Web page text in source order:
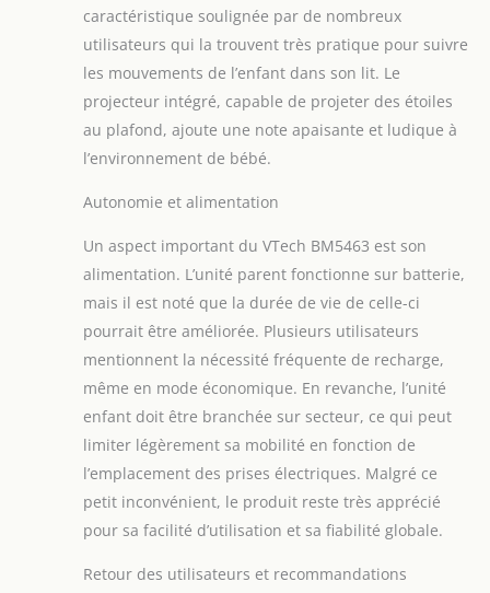
de température intégré,
vous serez averti
lorsque la température
idéale dans la chambre
de bébé changera.
【Portée jusqu'à 300
mètres, longue durée
restez en contact avec
autre pièce ou même
dans le jardin sans
avoir à vous soucier de
la dégradation de la
perte de connexion.
Vous pouvez donc
toujours voir votre petit
en toute simplicité.
de 2100 mAh offre
jusqu'à 12 heures de
streaming vidéo et
mode audio
caractéristique soulignée par de nombreux
utilisateurs qui la trouvent très pratique pour suivre
les mouvements de l’enfant dans son lit. Le
projecteur intégré, capable de projeter des étoiles
au plafond, ajoute une note apaisante et ludique à
l’environnement de bébé.
Autonomie et alimentation
Un aspect important du VTech BM5463 est son
alimentation. L’unité parent fonctionne sur batterie,
mais il est noté que la durée de vie de celle-ci
pourrait être améliorée. Plusieurs utilisateurs
mentionnent la nécessité fréquente de recharge,
même en mode économique. En revanche, l’unité
enfant doit être branchée sur secteur, ce qui peut
limiter légèrement sa mobilité en fonction de
l’emplacement des prises électriques. Malgré ce
petit inconvénient, le produit reste très apprécié
pour sa facilité d’utilisation et sa fiabilité globale.
Retour des utilisateurs et recommandations